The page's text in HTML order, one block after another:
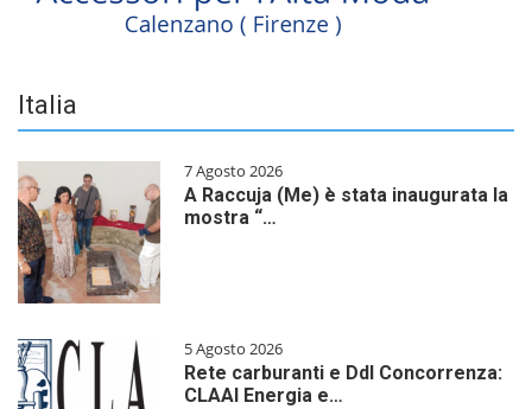
Italia
7 Agosto 2026
A Raccuja (Me) è stata inaugurata la
mostra “…
5 Agosto 2026
Rete carburanti e Ddl Concorrenza:
CLAAI Energia e…